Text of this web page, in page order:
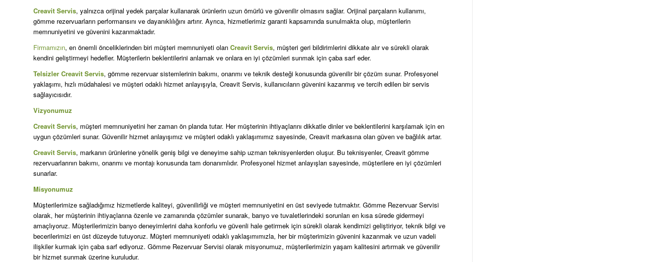
Creavit Servis, yalnızca orijinal yedek parçalar kullanarak ürünlerin uzun ömürlü ve güvenilir olmasını sağlar. Orijinal parçaların kullanımı,
gömme rezervuarların performansını ve dayanıklılığını artırır. Ayrıca, hizmetlerimiz garanti kapsamında sunulmakta olup, müşterilerin
memnuniyetini ve güvenini kazanmaktadır.
Firmamızın, en önemli önceliklerinden biri müşteri memnuniyeti olan Creavit Servis, müşteri geri bildirimlerini dikkate alır ve sürekli olarak
kendini geliştirmeyi hedefler. Müşterilerin beklentilerini anlamak ve onlara en iyi çözümleri sunmak için çaba sarf eder.
Telsizler Creavit Servis, gömme rezervuar sistemlerinin bakımı, onarımı ve teknik desteği konusunda güvenilir bir çözüm sunar. Profesyonel
yaklaşımı, hızlı müdahalesi ve müşteri odaklı hizmet anlayışıyla, Creavit Servis, kullanıcıların güvenini kazanmış ve tercih edilen bir servis
sağlayıcısıdır.
Vizyonumuz
Creavit Servis, müşteri memnuniyetini her zaman ön planda tutar. Her müşterinin ihtiyaçlarını dikkatle dinler ve beklentilerini karşılamak için en
uygun çözümleri sunar. Güvenilir hizmet anlayışımız ve müşteri odaklı yaklaşımımız sayesinde, Creavit markasına olan güven ve bağlılık artar.
Creavit Servis, markanın ürünlerine yönelik geniş bilgi ve deneyime sahip uzman teknisyenlerden oluşur. Bu teknisyenler, Creavit gömme
rezervuarlarının bakımı, onarımı ve montajı konusunda tam donanımlıdır. Profesyonel hizmet anlayışları sayesinde, müşterilere en iyi çözümleri
sunarlar.
Misyonumuz
Müşterilerimize sağladığımız hizmetlerde kaliteyi, güvenilirliği ve müşteri memnuniyetini en üst seviyede tutmaktır. Gömme Rezervuar Servisi
olarak, her müşterinin ihtiyaçlarına özenle ve zamanında çözümler sunarak, banyo ve tuvaletlerindeki sorunları en kısa sürede gidermeyi
amaçlıyoruz. Müşterilerimizin banyo deneyimlerini daha konforlu ve güvenli hale getirmek için sürekli olarak kendimizi geliştiriyor, teknik bilgi ve
becerilerimizi en üst düzeyde tutuyoruz. Müşteri memnuniyeti odaklı yaklaşımımızla, her bir müşterimizin güvenini kazanmak ve uzun vadeli
ilişkiler kurmak için çaba sarf ediyoruz. Gömme Rezervuar Servisi olarak misyonumuz, müşterilerimizin yaşam kalitesini artırmak ve güvenilir
bir hizmet sunmak üzerine kuruludur.